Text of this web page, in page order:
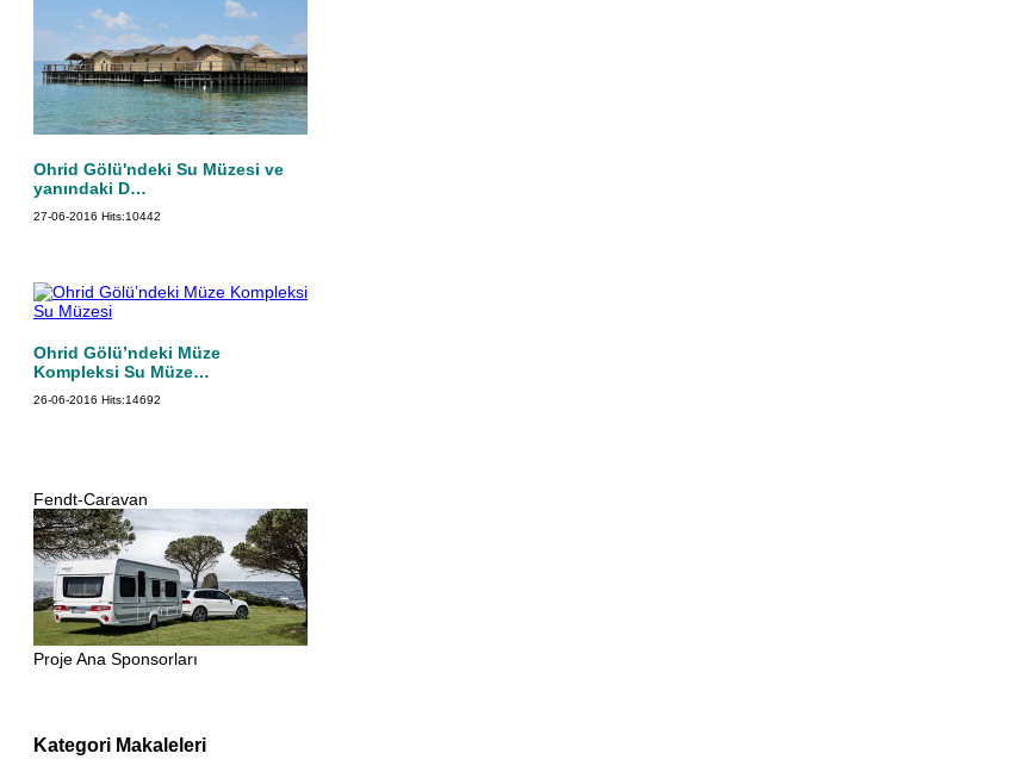
Ohrid Gölü'ndeki Su Müzesi ve
yanındaki D…
27-06-2016 Hits:10442
Ohrid Gölü’ndeki Müze
Kompleksi Su Müze…
26-06-2016 Hits:14692
Fendt-Caravan
Proje Ana Sponsorları
Kategori Makaleleri